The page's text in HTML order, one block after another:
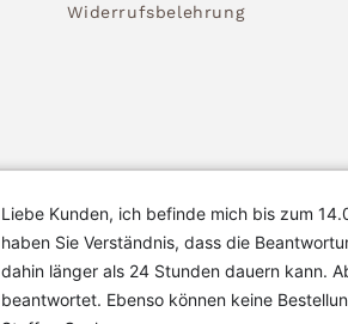
Widerrufsbelehrung
Liebe Kunden, ich befinde mich bis zum
haben Sie Verständnis, dass die
dahin länger als 24 Stunden dauern kann.
beantwortet. Ebenso können keine